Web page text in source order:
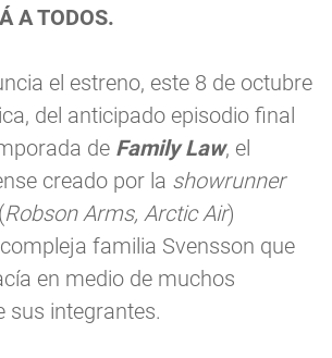
A TODOS.
el estreno, este 8 de octubre
del anticipado episodio final
de Family Law, el
creado por la showrunner
(Robson Arms, Arctic Air)
familia Svensson que
en medio de muchos
sus integrantes.